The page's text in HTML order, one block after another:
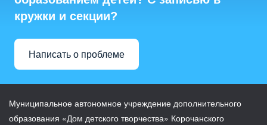
кружки и секции?
Написать о проблеме
Муниципальное автономное учреждение дополнительного
образования «Дом детского творчества» Корочанского